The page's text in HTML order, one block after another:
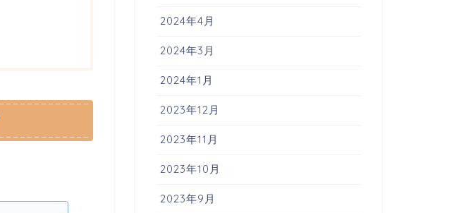
2024年4月
2024年3月
2024年1月
2023年12月
2023年11月
2023年10月
2023年9月